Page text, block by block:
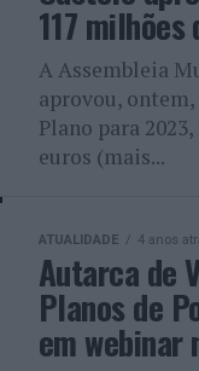
117
A Assembleia
aprovou, ontem,
Plano para
euros (mais...
ATUALIDADE 4 anos
Autarca de
Planos de
em webinar